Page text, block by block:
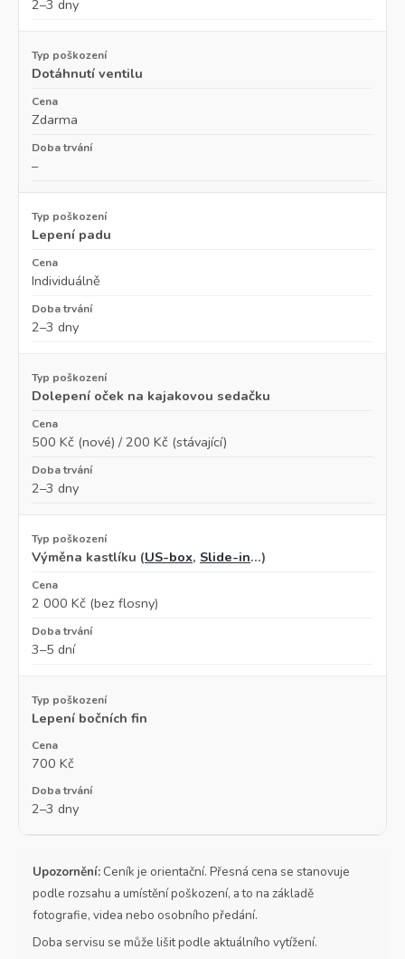
2–3 dny
Dotáhnutí ventilu
Zdarma
–
Lepení padu
Individuálně
2–3 dny
Dolepení oček na kajakovou sedačku
500 Kč (nové) / 200 Kč (stávající)
2–3 dny
Výměna kastlíku (US-box, Slide-in…)
2 000 Kč (bez flosny)
3–5 dní
Lepení bočních fin
700 Kč
2–3 dny
Upozornění: Ceník je orientační. Přesná cena se stanovuje
podle rozsahu a umístění poškození, a to na základě
fotografie, videa nebo osobního předání.
Doba servisu se může lišit podle aktuálního vytížení.